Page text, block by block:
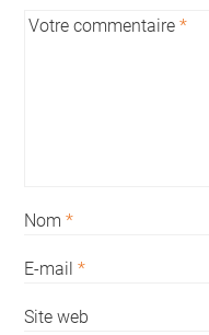
Votre commentaire *
Nom *
E-mail *
Site web